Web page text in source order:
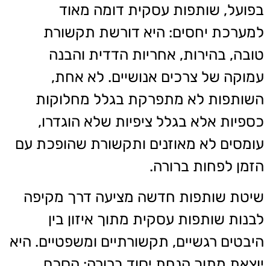
בפועל, שותפות עסקית דומה מאוד
למערכת יחסים: היא דורשת תקשורת
טובה, בהירות, אחריות הדדית והבנה
עמוקה של צרכים אנושיים. לא אחת,
השותפות לא מתפרקת בגלל מחלוקות
כספיות אלא בגלל ציפיות שלא הוגדרו,
עומסים לא מאוזנים ותקשורת שהופכת עם
הזמן לפחות ברורה.
שיטת שותפות חדשה מציעה דרך מקיפה
לבנות שותפות עסקית מתוך איזון בין
היבטים רגשיים, תקשורתיים ומשפטיים. היא